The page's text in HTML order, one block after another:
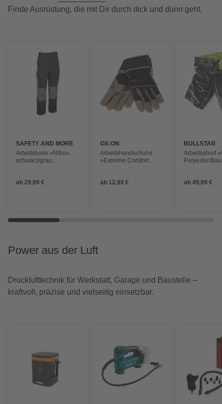
Finde Ausrüstung, die mit Dir durch dick und dünn geht.
SAFETY AND MORE
Arbeitshose »Nitro«,
schwarz/grau,
ab 29,99 €
OX-ON
Arbeitshandschuhe
»Extreme Comfort
ab 12,99 €
BULLSTAR
Arbeitsshort
Polyester/
ab49,99 €
Power aus der Luft
Drucklufttechnik für Werkstatt, Garage und Baustelle –
kraftvoll, präzise und vielseitig einsetzbar.